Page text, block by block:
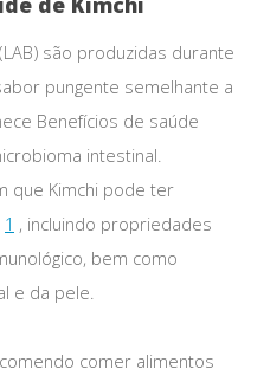
são produzidas durante
pungente semelhante a
Benefícios de saúde
intestinal.
que Kimchi pode ter
1 , incluindo propriedades
bem como
e da pele.
comer alimentos